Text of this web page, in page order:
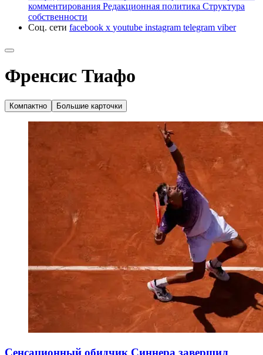
комментирования Редакционная политика Структура
собственности
Соц. сети facebook x youtube instagram telegram viber
Френсис Тиафо
Компактно Большие карточки
Сенсационный обидчик Синнера завершил